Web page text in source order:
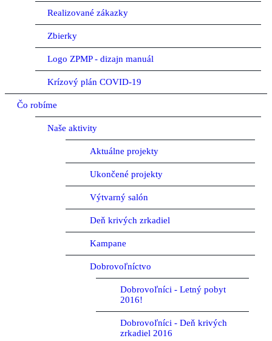
Realizované zákazky
Zbierky
Logo ZPMP - dizajn manuál
Krízový plán COVID-19
Čo robíme
Naše aktivity
Aktuálne projekty
Ukončené projekty
Výtvarný salón
Deň krivých zrkadiel
Kampane
Dobrovoľníctvo
Dobrovoľníci - Letný pobyt
2016!
Dobrovoľníci - Deň krivých
zrkadiel 2016